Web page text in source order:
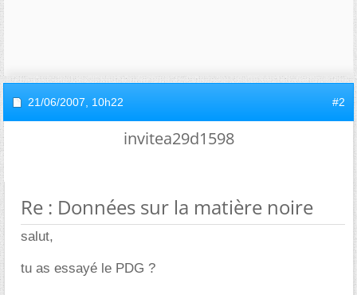
21/06/2007, 10h22 #2
invitea29d1598
Re : Données sur la matière noire
salut,
tu as essayé le PDG ?